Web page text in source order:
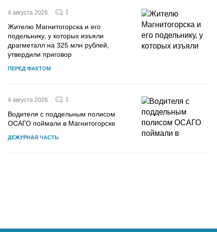
4 августа 2026 1
Жителю Магнитогорска и его
подельнику, у которых изъяли
драгметалл на 325 млн рублей,
утвердили приговор
ПЕРЕД ФАКТОМ
4 августа 2026 1
Водителя с поддельным полисом
ОСАГО поймали в Магнитогорске
ДЕЖУРНАЯ ЧАСТЬ